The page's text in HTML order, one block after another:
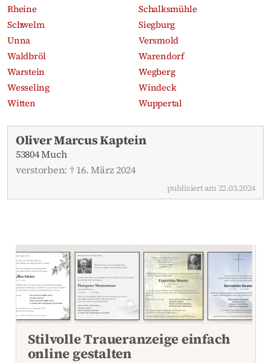
Rheine
Schalksmühle
Schwelm
Siegburg
Unna
Versmold
Waldbröl
Warendorf
Warstein
Wegberg
Wesseling
Windeck
Witten
Wuppertal
Aktuelle Traueranzeigen
Oliver Marcus Kaptein
53804 Much
verstorben: † 16. März 2024
publiziert am 22.03.2024
Stilvolle Traueranzeige einfach
online gestalten